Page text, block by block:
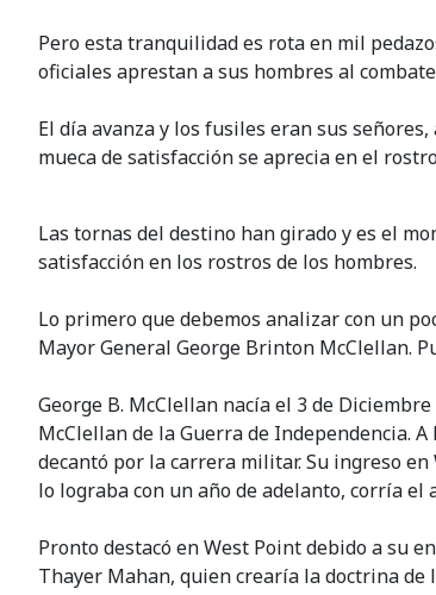
Pero esta tranquilidad es rota en mil
oficiales aprestan a sus hombres al
El día avanza y los fusiles eran sus
mueca de satisfacción se aprecia en el
Las tornas del destino han girado y es el
satisfacción en los rostros de los hombres.
Lo primero que debemos analizar con un
Mayor General George Brinton McClellan.
George B. McClellan nacía el 3 de
McClellan de la Guerra de Independencia.
decantó por la carrera militar. Su ingreso
lo lograba con un año de adelanto, corría el
Pronto destacó en West Point debido a su
Thayer Mahan, quien crearía la doctrina de